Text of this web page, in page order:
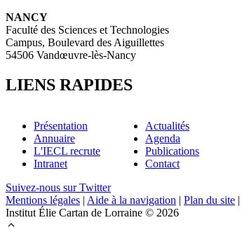
NANCY
Faculté des Sciences et Technologies
Campus, Boulevard des Aiguillettes
54506 Vandœuvre-lès-Nancy
LIENS RAPIDES
Présentation
Annuaire
L'IECL recrute
Intranet
Actualités
Agenda
Publications
Contact
Suivez-nous sur Twitter
Mentions légales | Aide à la navigation | Plan du site |
Institut Élie Cartan de Lorraine © 2026